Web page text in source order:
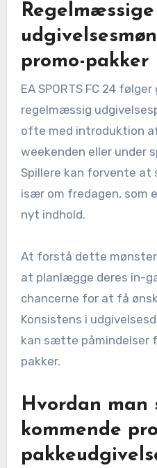
Regelmæssige
promo-pakker
EA SPORTS FC 24
regelmæssig
ofte med introduktion
weekenden eller under
Spillere kan forvente at
især om fredagen, som
nyt indhold.
At forstå dette
at planlægge deres in-
chancerne for at få
Konsistens i
kan sætte påmindelser
pakker.
Hvordan man
kommende